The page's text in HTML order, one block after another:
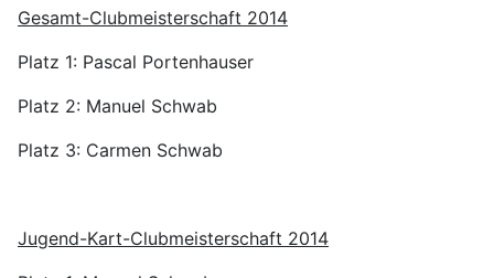
Gesamt-Clubmeisterschaft 2014
Platz 1: Pascal Portenhauser
Platz 2: Manuel Schwab
Platz 3: Carmen Schwab
Jugend-Kart-Clubmeisterschaft 2014